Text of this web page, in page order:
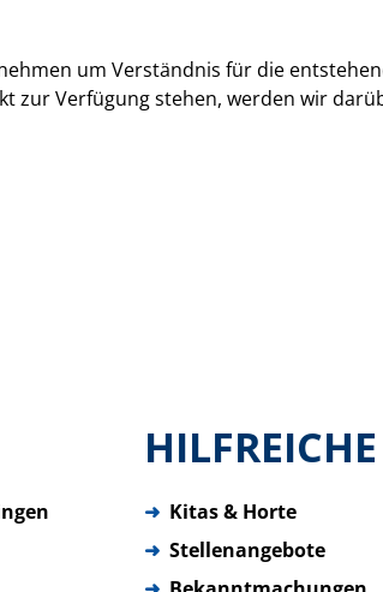
um Verständnis für die
zur Verfügung stehen, werden wir
➜ Kitas & Horte
➜ Stellenangebote